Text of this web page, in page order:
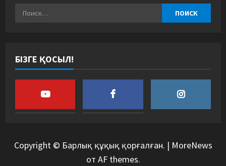
БІЗГЕ ҚОСЫЛ!
Copyright © Барлық құқық қорғалған. | MoreNews
от AF themes.